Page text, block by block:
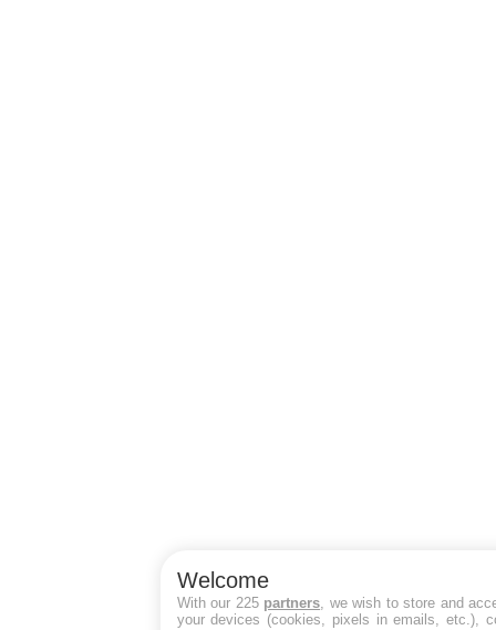
Welcome
With our 225 partners , we wish to store and
your devices (cookies, pixels in emails, etc.),